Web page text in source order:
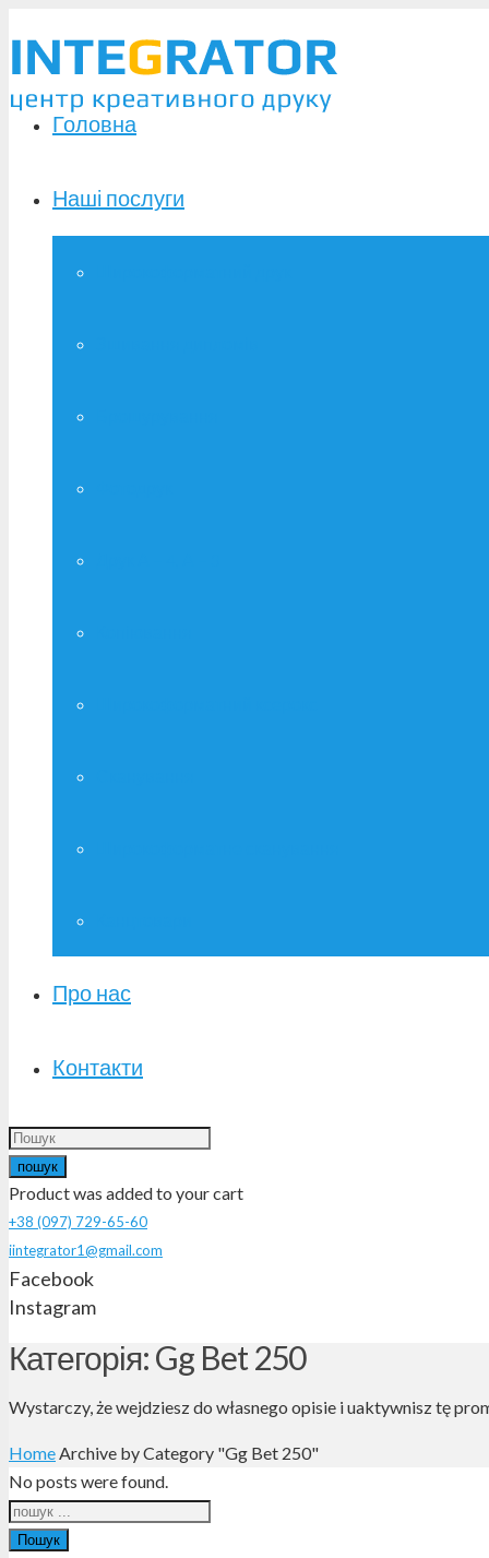
Головна
Наші послуги
Про нас
Контакти
пошук
Productwas added to your cart
+38 (097) 729-65-60
iintegrator1@gmail.com
Facebook
Instagram
Категорія: Gg Bet 250
Wystarczy, że wejdziesz do własnego opisie i uaktywnisz tę
HomeArchive by Category "Gg Bet 250"
No posts were found.
Пошук